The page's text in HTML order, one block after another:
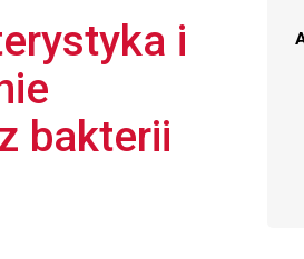
i
bakterii